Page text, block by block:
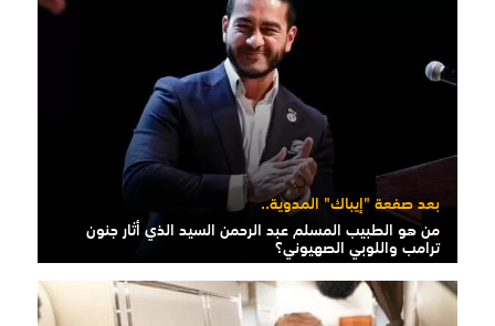
بعد صفعة "إيباك" المدوية..
من هو الطبيب المسلم عبد الرحمن السيد الذي أثار جنون
ترامب واللوبي الصهيوني؟